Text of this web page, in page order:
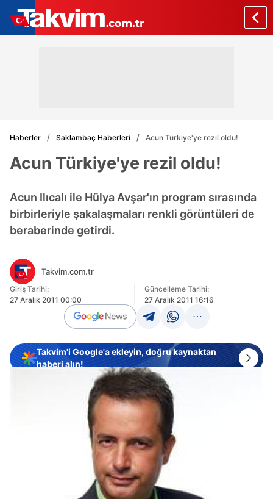
Haberler Saklambaç Haberleri Acun Türkiye'ye rezil oldu!
Acun Türkiye'ye rezil oldu!
Acun Ilıcalı ile Hülya Avşar'ın program sırasında
birbirleriyle şakalaşmaları renkli görüntüleri de
beraberinde getirdi.
Takvim.com.tr
Giriş Tarihi:
27 Aralık 2011 00:00
Güncelleme Tarihi:
27 Aralık 2011 16:16
Takvim'i Google'a ekleyin, doğru kaynaktan
haberi alın!